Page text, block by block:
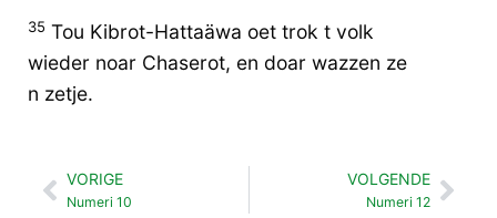
35 Tou Kibrot-Hattaäwa oet trok t volk
wieder noar Chaserot, en doar wazzen ze
n zetje.
Vorige
VORIGE
Numeri 10
VOLGENDE
Numeri 12